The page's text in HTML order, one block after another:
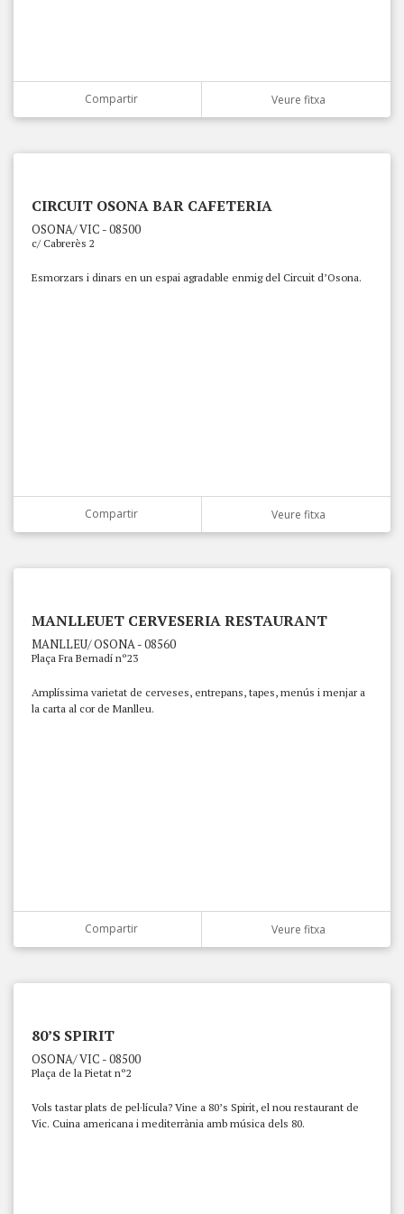
Compartir Veure fitxa
CIRCUIT OSONA BAR CAFETERIA
OSONA/ VIC - 08500
c/ Cabrerès 2
Esmorzars i dinars en un espai agradable enmig del Circuit d’Osona.
Compartir Veure fitxa
MANLLEUET CERVESERIA RESTAURANT
MANLLEU/ OSONA - 08560
Plaça Fra Bernadí nº23
Amplíssima varietat de cerveses, entrepans, tapes, menús i menjar a
la carta al cor de Manlleu.
Compartir Veure fitxa
80’S SPIRIT
OSONA/ VIC - 08500
Plaça de la Pietat nº2
Vols tastar plats de pel·lícula? Vine a 80’s Spirit, el nou restaurant de
Vic. Cuina americana i mediterrània amb música dels 80.